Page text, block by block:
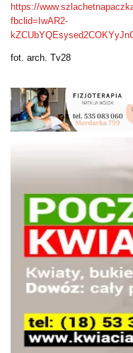
https://
fbclid=IwAR2-
fot. arch. Tv28